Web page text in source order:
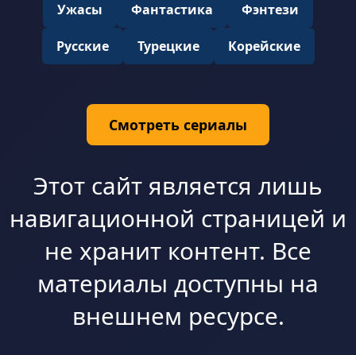
Ужасы Фантастика Фэнтези
Русские Турецкие Корейские
Смотреть сериалы
Этот сайт является лишь
навигационной страницей и
не хранит контент. Все
материалы доступны на
внешнем ресурсе.